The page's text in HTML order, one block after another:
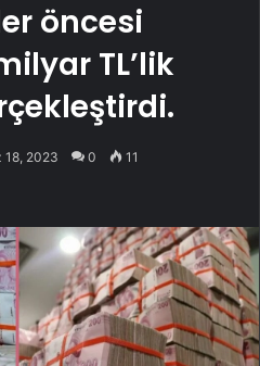
öncesi
TL’lik
18, 2023 0 11